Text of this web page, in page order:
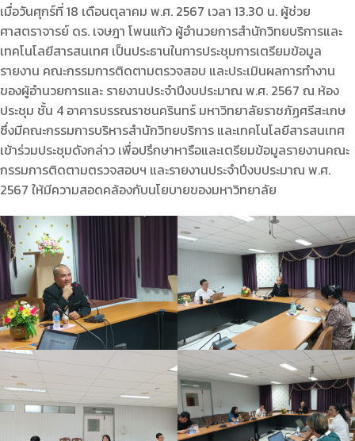
เมื่อวันศุกร์ที่ 18 เดือนตุลาคม พ.ศ. 2567 เวลา 13.30 น. ผู้ช่วย
ศาสตราจารย์ ดร. เจษฎา โพนแก้ว ผู้อำนวยการสำนักวิทยบริการและ
เทคโนโลยีสารสนเทศ เป็นประธานในการประชุมการเตรียมข้อมูล
รายงาน คณะกรรมการติดตามตรวจสอบ และประเมินผลการทำงาน
ของผู้อำนวยการและ รายงานประจำปีงบประมาณ พ.ศ. 2567 ณ ห้อง
ประชุม ชั้น 4 อาคารบรรณราชนครินทร์ มหาวิทยาลัยราชภัฏศรีสะเกษ
ซึ่งมีคณะกรรมการบริหารสำนักวิทยบริการ และเทคโนโลยีสารสนเทศ
เข้าร่วมประชุมดังกล่าว เพื่อปรึกษาหารือและเตรียมข้อมูลรายงานคณะ
กรรมการติดตามตรวจสอบฯ และรายงานประจำปีงบประมาณ พ.ศ.
2567 ให้มีความสอดคล้องกับนโยบายของมหาวิทยาลัย